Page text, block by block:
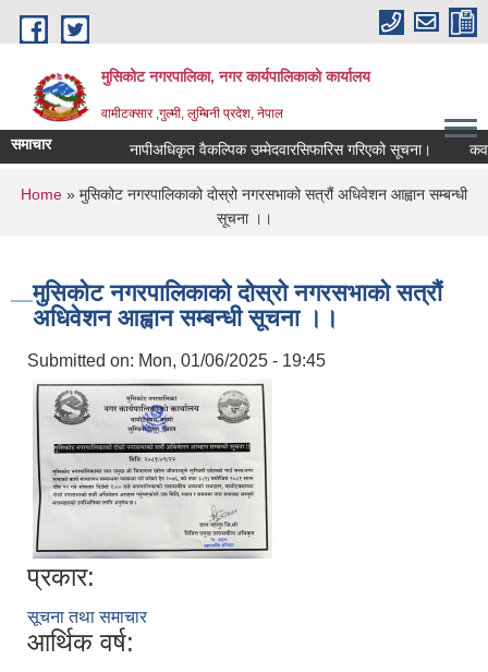
Skip to main content
मुसिकोट नगरपालिका, नगर कार्यपालिकाकाे कार्यालय
वामीटक्सार ,गुल्मी, लुम्बिनी प्रदेश, नेपाल
समाचार नापीअधिकृत वैकल्पिक उम्मेदवारसिफारिस गरिएको सूचना। कवाडी
You are here
Home » मुसिकोट नगरपालिकाको दोस्रो नगरसभाको सत्रौं अधिवेशन आह्वान सम्बन्धी
सूचना ।।
मुसिकोट नगरपालिकाको दोस्रो नगरसभाको सत्रौं
अधिवेशन आह्वान सम्बन्धी सूचना ।।
Submitted on: Mon, 01/06/2025 - 19:45
प्रकार:
सूचना तथा समाचार
आर्थिक वर्ष: